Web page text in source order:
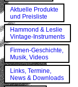
Aktuelle Produkte
und Preisliste
Hammond & Leslie
Vintage-Instruments
Firmen-Geschichte,
Musik, Videos
Links, Termine,
News & Downloads